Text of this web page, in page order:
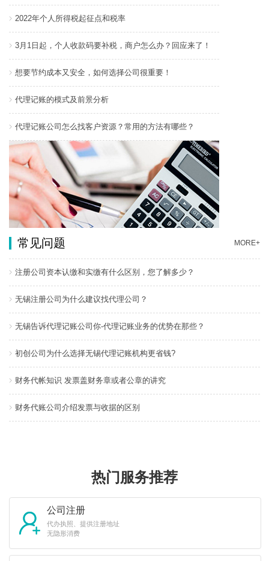
2022年个人所得税起征点和税率
3月1日起，个人收款码要补税，商户怎么办？回应来了！
想要节约成本又安全，如何选择公司很重要！
代理记账的模式及前景分析
代理记账公司怎么找客户资源？常用的方法有哪些？
常见问题 MORE+
注册公司资本认缴和实缴有什么区别，您了解多少？
无锡注册公司为什么建议找代理公司？
无锡告诉代理记账公司你-代理记账业务的优势在那些？
初创公司为什么选择无锡代理记账机构更省钱?
财务代帐知识 发票盖财务章或者公章的讲究
财务代账公司介绍发票与收据的区别
热门服务推荐
公司注册
代办执照、提供注册地址
无隐形消费